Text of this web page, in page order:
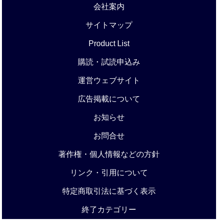
会社案内
サイトマップ
Product List
購読・試読申込み
運営ウェブサイト
広告掲載について
お知らせ
お問合せ
著作権・個人情報などの方針
リンク・引用について
特定商取引法に基づく表示
終了カテゴリー